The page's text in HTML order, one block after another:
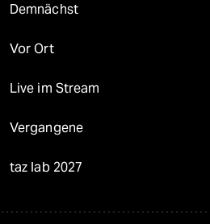
Demnächst
Vor Ort
Live im Stream
Vergangene
taz lab 2027